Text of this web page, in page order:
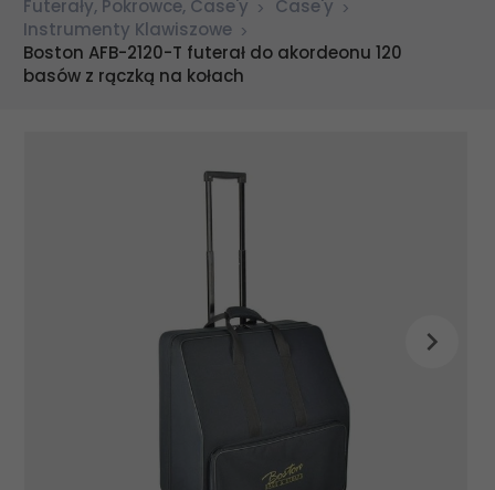
Futerały, Pokrowce, Case'y
Case'y
Instrumenty Klawiszowe
Boston AFB-2120-T futerał do akordeonu 120
basów z rączką na kołach